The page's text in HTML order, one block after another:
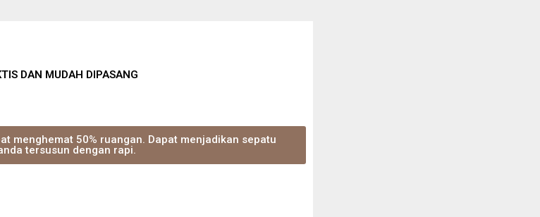
DAN MUDAH DIPASANG
menghemat 50% ruangan. Dapat menjadikan sepatu
tersusun dengan rapi.